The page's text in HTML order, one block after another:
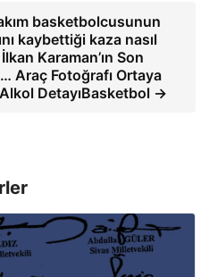
basketbolcusunun
kaybettiği kaza nasıl
Karaman’ın Son
Araç Fotoğrafı Ortaya
Alkol DetayıBasketbol →